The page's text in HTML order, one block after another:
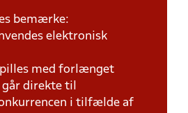
bemærke:
elektronisk
med forlænget
direkte til
i tilfælde af